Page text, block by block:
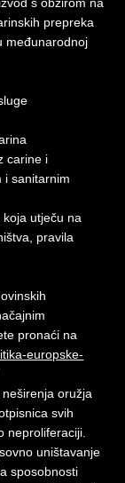
prepreka
međunarodnoj
carine i
i sanitarnim
utječu na
pravila
pronaći na
europske-
oružja
svih
neproliferaciji.
uništavanje
sposobnosti